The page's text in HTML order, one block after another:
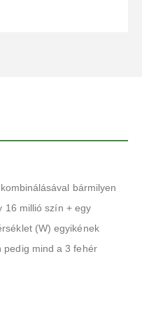
bármilyen
16 millió szín + egy
(W) egyikének
pedig mind a 3 fehér